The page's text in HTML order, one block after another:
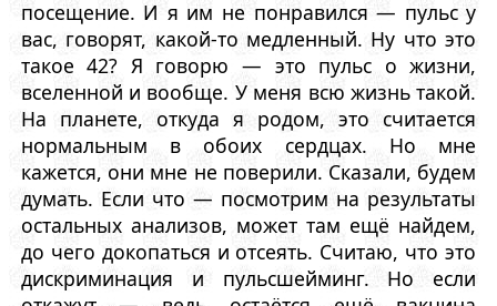
посещение. И я им не понравился — пульс у
вас, говорят, какой-то медленный. Ну что это
такое 42? Я говорю — это пульс о жизни,
вселенной и вообще. У меня всю жизнь такой.
На планете, откуда я родом, это считается
нормальным в обоих сердцах. Но мне
кажется, они мне не поверили. Сказали, будем
думать. Если что — посмотрим на результаты
остальных анализов, может там ещё найдем,
до чего докопаться и отсеять. Считаю, что это
дискриминация и пульсшейминг. Но если